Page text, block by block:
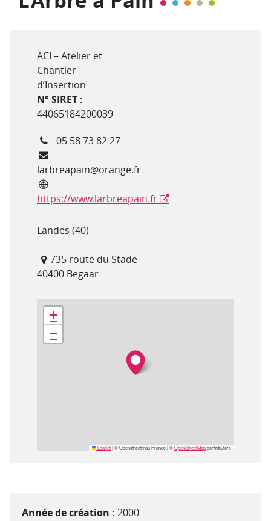
Type de structure
ACI – Atelier et
Chantier
d’Insertion
N° SIRET :
44065184200039
Téléphone
05 58 73 82 27
Courriel
larbreapain@orange.fr
Site internet
https://www.larbreapain.fr
Département(s)
Landes (40)
735 route du Stade
40400 Begaar
Géolocalisation
+
−
Leaflet|© Openstreetmap France | ©OpenStreetMapcontributors
Année de création : 2000